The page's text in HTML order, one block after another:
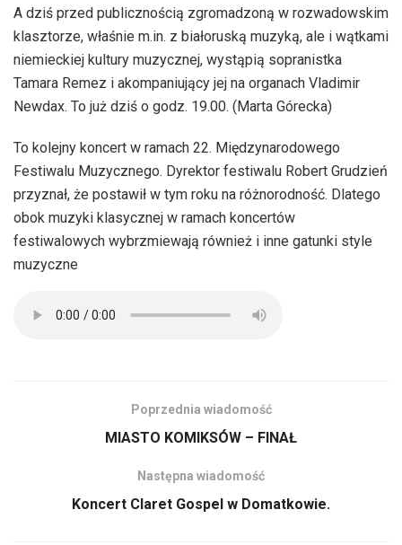
A dziś przed publicznością zgromadzoną w rozwadowskim
klasztorze, właśnie m.in. z białoruską muzyką, ale i wątkami
niemieckiej kultury muzycznej, wystąpią sopranistka
Tamara Remez i akompaniujący jej na organach Vladimir
Newdax. To już dziś o godz. 19.00. (Marta Górecka)
To kolejny koncert w ramach 22. Międzynarodowego
Festiwalu Muzycznego. Dyrektor festiwalu Robert Grudzień
przyznał, że postawił w tym roku na różnorodność. Dlatego
obok muzyki klasycznej w ramach koncertów
festiwalowych wybrzmiewają również i inne gatunki style
muzyczne
Poprzednia wiadomość
MIASTO KOMIKSÓW – FINAŁ
Następna wiadomość
Koncert Claret Gospel w Domatkowie.